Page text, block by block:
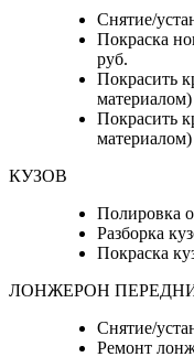
Снятие/
Покраска
руб.
Покрасить
Покрасить
КУЗОВ
Полировка
Разборка
Покраска
ЛОНЖЕРОН
Снятие/
Ремонт